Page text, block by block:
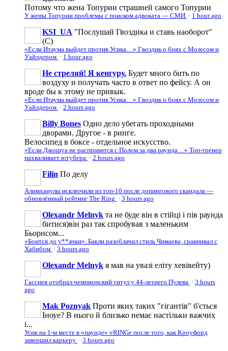
Потому что жена Топурии страшней самого Топурии
У жены Топурии проблемы с поиском адвоката — СМИ · 1 hour ago
KSI_UA "Послушай Гвоздика и ставь наоборот"
(С)
«Если Итаума выйдет против Усика…» Гвоздик о боях с Мозесом и
Уайлдером · 1 hour ago
Не стреляй! Я кенгуру. Будет много бить по
воздуху и получать часто в ответ по фейсу. А он
вроде бы к этому не привык.
«Если Итаума выйдет против Усика…» Гвоздик о боях с Мозесом и
Уайлдером · 2 hours ago
Billy Bones Одно дело убегать проходными
дворами. Другое - в ринге.
Велосипед в боксе - отдельное искусство.
«Если Джошуа не расправится с Полом за два раунда…» Топ-тренер
нахваливает ютубера · 2 hours ago
Filin По делу
Алимханулы исключили из топ-10 после допингового скандала —
обновлённый рейтинг The Ring · 3 hours ago
Olexandr Melnyk та не буде він в стійці і пів раунда
битися)він раз так спробував з маленьким
Бьорнсом...
«Боится до у**ачки». Бакли разоблачил стиль Чимаева, сравнивал с
Хабибом · 3 hours ago
Olexandr Melnyk я мав на увазі еліту хевівейту)
Гассиев отобрал чемпионский титул у 44-летнего Пулева · 3 hours
ago
Mak Poznyak Проти яких таких "гігантів" б'ється
Іноуе? В нього й близько немає настільки важчих
і...
Усик на 1-м месте в «паунде» vRINGe после того, как Кроуфорд
завершил карьеру · 3 hours ago